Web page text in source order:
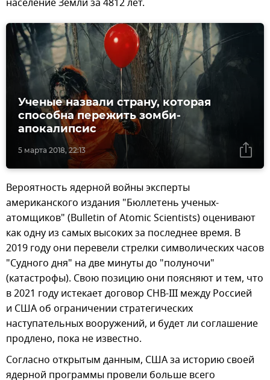
население Земли за 4812 лет.
5 марта 2018, 22:13
Ученые назвали страну, которая
способна пережить зомби-
апокалипсис
Вероятность ядерной войны эксперты
американского издания "Бюллетень ученых-
атомщиков" (Bulletin of Atomic Scientists) оценивают
как одну из самых высоких за последнее время. В
2019 году они перевели стрелки символических часов
"Судного дня" на две минуты до "полуночи"
(катастрофы). Свою позицию они поясняют и тем, что
в 2021 году истекает договор СНВ-III между Россией
и США об ограничении стратегических
наступательных вооружений, и будет ли соглашение
продлено, пока не известно.
Согласно открытым данным, США за историю своей
ядерной программы провели больше всего